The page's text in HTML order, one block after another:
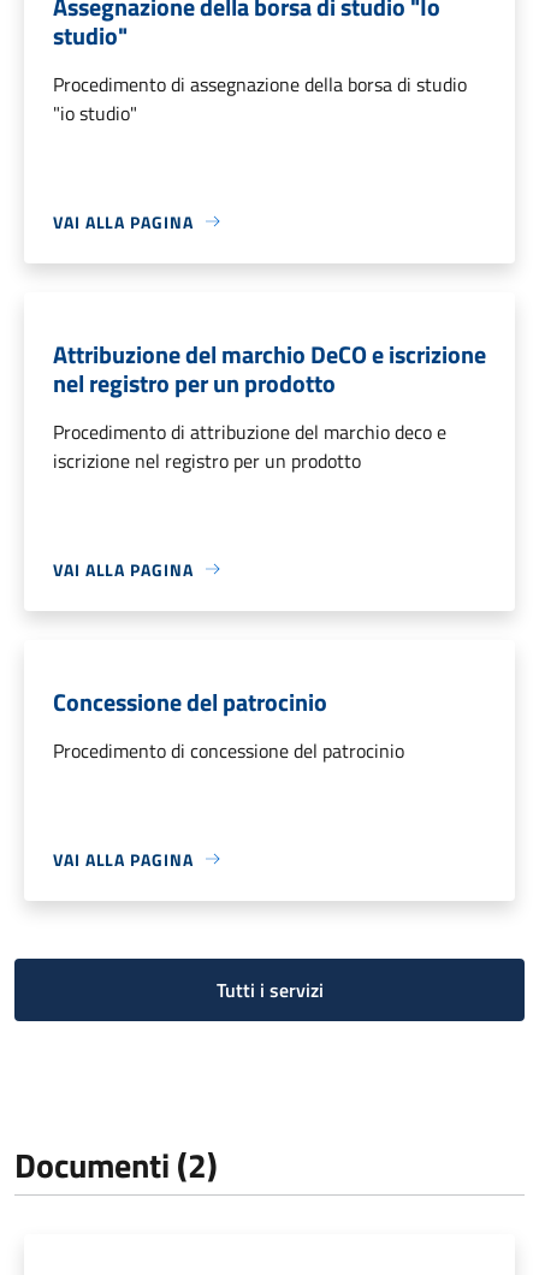
studio"
Procedimento di assegnazione della borsa di studio
"io studio"
VAI ALLA PAGINA
Attribuzione del marchio DeCO e iscrizione
nel registro per un prodotto
Procedimento di attribuzione del marchio deco e
iscrizione nel registro per un prodotto
VAI ALLA PAGINA
Concessione del patrocinio
Procedimento di concessione del patrocinio
VAI ALLA PAGINA
Tutti i servizi
Documenti (2)